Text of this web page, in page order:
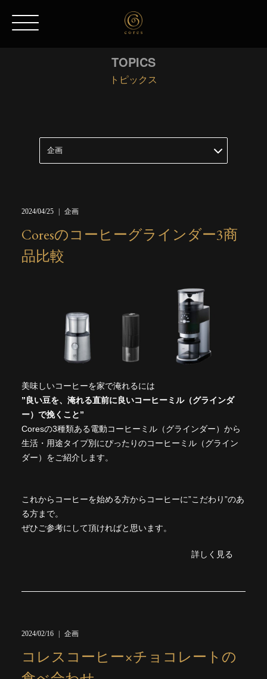
TOPICS
トピックス
2024/04/25 企画
Coresのコーヒーグラインダー3商
品比較
美味しいコーヒーを家で淹れるには
”良い豆を、淹れる直前に良いコーヒーミル（グラインダ
ー）で挽くこと”
Coresの3種類ある電動コーヒーミル（グラインダー）から
生活・用途タイプ別にぴったりのコーヒーミル（グライン
ダー）をご紹介します。
これからコーヒーを始める方からコーヒーに”こだわり”のあ
る方まで。
ぜひご参考にして頂ければと思います。
詳しく見る
2024/02/16 企画
コレスコーヒー×チョコレートの